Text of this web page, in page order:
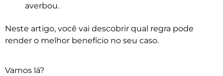
averbou.
Neste artigo, você vai descobrir qual regra pode
render o melhor benefício no seu caso.
Vamos lá?